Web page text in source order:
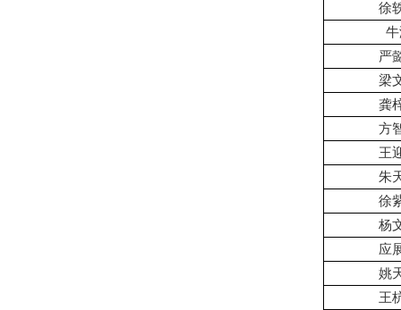
徐
严
梁
龚
方
王
朱
徐
杨
应
姚
王